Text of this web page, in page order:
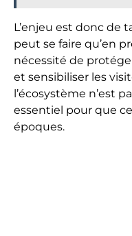
L’enjeu est donc de
peut se faire qu’en
nécessité de
et sensibiliser les
l’écosystème n’est
essentiel pour que
époques.